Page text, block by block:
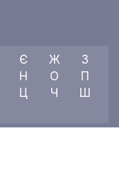
Є Ж
З
Н О
П
Ц Ч
Ш